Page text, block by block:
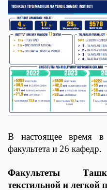
В настоящее время в
факультета и 26 кафедр.
Факультеты
текстильной и